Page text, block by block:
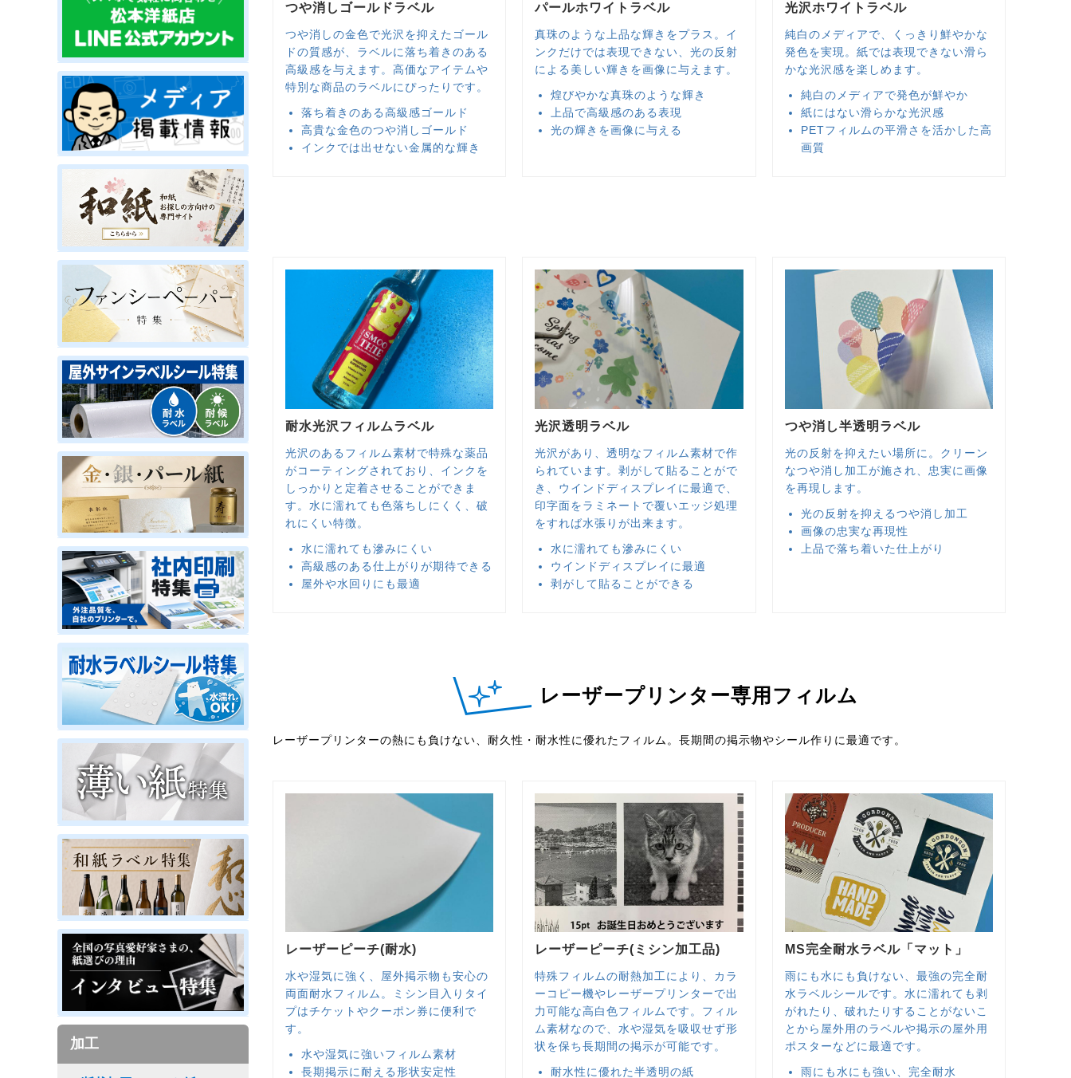
加工
つや消しゴールドラベル
つや消しの金色で光沢を抑えたゴール
ドの質感が、ラベルに落ち着きのある
高級感を与えます。高価なアイテムや
特別な商品のラベルにぴったりです。
落ち着きのある高級感ゴールド
高貴な金色のつや消しゴールド
インクでは出せない金属的な輝き
パールホワイトラベル
真珠のような上品な輝きをプラス。イ
ンクだけでは表現できない、光の反射
による美しい輝きを画像に与えます。
煌びやかな真珠のような輝き
上品で高級感のある表現
光の輝きを画像に与える
光沢ホワイトラベル
純白のメディアで、くっきり鮮やかな
発色を実現。紙では表現できない滑ら
かな光沢感を楽しめます。
純白のメディアで発色が鮮やか
紙にはない滑らかな光沢感
PETフィルムの平滑さを活かした高
画質
耐水光沢フィルムラベル
光沢のあるフィルム素材で特殊な薬品
がコーティングされており、インクを
しっかりと定着させることができま
す。水に濡れても色落ちしにくく、破
れにくい特徴。
水に濡れても滲みにくい
高級感のある仕上がりが期待できる
屋外や水回りにも最適
光沢透明ラベル
光沢があり、透明なフィルム素材で作
られています。剥がして貼ることがで
き、ウインドディスプレイに最適で、
印字面をラミネートで覆いエッジ処理
をすれば水張りが出来ます。
水に濡れても滲みにくい
ウインドディスプレイに最適
剥がして貼ることができる
つや消し半透明ラベル
光の反射を抑えたい場所に。クリーン
なつや消し加工が施され、忠実に画像
を再現します。
光の反射を抑えるつや消し加工
画像の忠実な再現性
上品で落ち着いた仕上がり
レーザープリンター専用フィルム
レーザープリンターの熱にも負けない、耐久性・耐水性に優れたフィルム。長期間の掲示物やシール作りに最適です。
レーザーピーチ(耐水)
水や湿気に強く、屋外掲示物も安心の
両面耐水フィルム。ミシン目入りタイ
プはチケットやクーポン券に便利で
す。
水や湿気に強いフィルム素材
長期掲示に耐える形状安定性
レーザーピーチ(ミシン加工品)
特殊フィルムの耐熱加工により、カラ
ーコピー機やレーザープリンターで出
力可能な高白色フィルムです。フィル
ム素材なので、水や湿気を吸収せず形
状を保ち長期間の掲示が可能です。
耐水性に優れた半透明の紙
MS完全耐水ラベル「マット」
雨にも水にも負けない、最強の完全耐
水ラベルシールです。水に濡れても剥
がれたり、破れたりすることがないこ
とから屋外用のラベルや掲示の屋外用
ポスターなどに最適です。
雨にも水にも強い、完全耐水